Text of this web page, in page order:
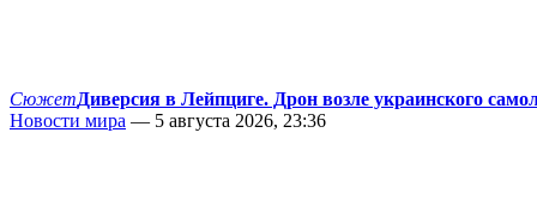
СюжетДиверсия в Лейпциге. Дрон возле украинского
Новости мира — 5 августа 2026, 23:36